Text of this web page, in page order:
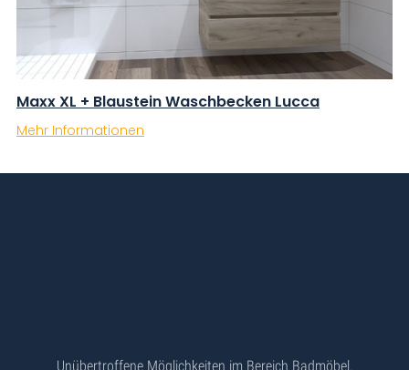
Maxx XL + Blaustein Waschbecken Lucca
Mehr Informationen
Unübertroffene Möglichkeiten im Bereich Badmöbel.